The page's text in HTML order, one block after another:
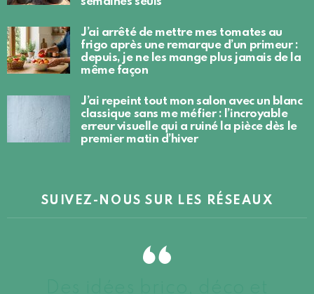
J’ai arrêté de mettre mes tomates au
frigo après une remarque d’un primeur :
depuis, je ne les mange plus jamais de la
même façon
J’ai repeint tout mon salon avec un blanc
classique sans me méfier : l’incroyable
erreur visuelle qui a ruiné la pièce dès le
premier matin d’hiver
SUIVEZ-NOUS SUR LES RÉSEAUX